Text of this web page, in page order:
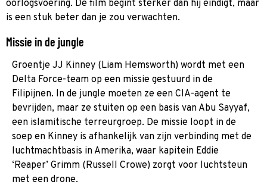
oorlogsvoering. De film begint sterker dan hij eindigt, maar
is een stuk beter dan je zou verwachten.
Missie in de jungle
Groentje JJ Kinney (Liam Hemsworth) wordt met een
Delta Force-team op een missie gestuurd in de
Filipijnen. In de jungle moeten ze een CIA-agent te
bevrijden, maar ze stuiten op een basis van Abu Sayyaf,
een islamitische terreurgroep. De missie loopt in de
soep en Kinney is afhankelijk van zijn verbinding met de
luchtmachtbasis in Amerika, waar kapitein Eddie
‘Reaper’ Grimm (Russell Crowe) zorgt voor luchtsteun
met een drone.